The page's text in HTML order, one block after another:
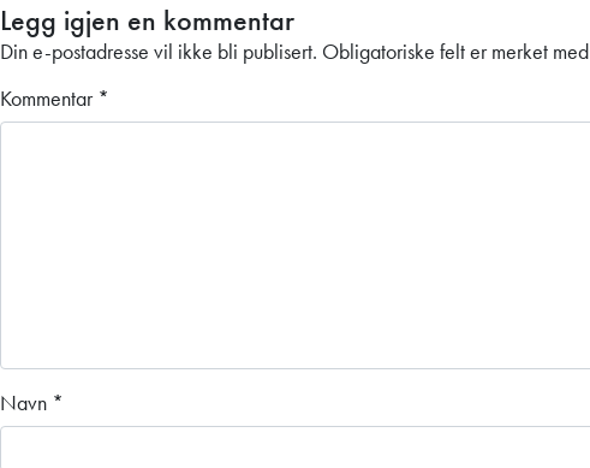
Legg igjen en kommentar
Din e-postadresse vil ikke bli publisert. Obligatoriske felt er merket med
Kommentar *
Navn *